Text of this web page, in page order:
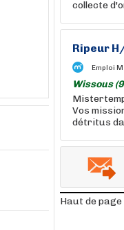
collecte
Ripeur
Emploi
Wissous
Vos
détritus
Haut de